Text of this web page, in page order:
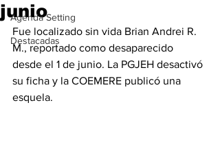
Agenda Setting
Destacadas
junio
Fue localizado sin vida Brian Andrei R.
M., reportado como desaparecido
desde el 1 de junio. La PGJEH desactivó
su ficha y la COEMERE publicó una
esquela.